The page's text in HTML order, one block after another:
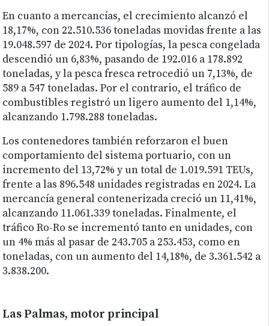
En cuanto a mercancías, el crecimiento alcanzó el
18,17%, con 22.510.536 toneladas movidas frente a las
19.048.597 de 2024. Por tipologías, la pesca congelada
descendió un 6,83%, pasando de 192.016 a 178.892
toneladas, y la pesca fresca retrocedió un 7,13%, de
589 a 547 toneladas. Por el contrario, el tráfico de
combustibles registró un ligero aumento del 1,14%,
alcanzando 1.798.288 toneladas.
Los contenedores también reforzaron el buen
comportamiento del sistema portuario, con un
incremento del 13,72% y un total de 1.019.591 TEUs,
frente a las 896.548 unidades registradas en 2024. La
mercancía general contenerizada creció un 11,41%,
alcanzando 11.061.339 toneladas. Finalmente, el
tráfico Ro-Ro se incrementó tanto en unidades, con
un 4% más al pasar de 243.705 a 253.453, como en
toneladas, con un aumento del 14,18%, de 3.361.542 a
3.838.200.
Las Palmas, motor principal